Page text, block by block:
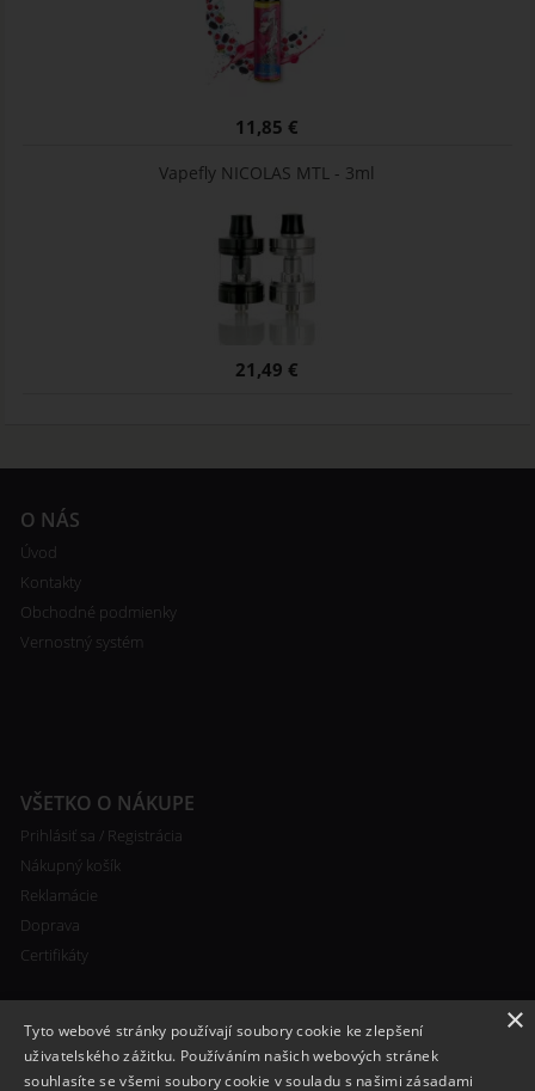
11,85 €
Vapefly NICOLAS MTL - 3ml
21,49 €
O NÁS
Úvod
Kontakty
Obchodné podmienky
Vernostný systém
VŠETKO O NÁKUPE
Prihlásiť sa / Registrácia
Nákupný košík
Reklamácie
Doprava
Certifikáty
×
Tyto webové stránky používají soubory cookie ke zlepšení
uživatelského zážitku. Používáním našich webových stránek
souhlasíte se všemi soubory cookie v souladu s našimi zásadami